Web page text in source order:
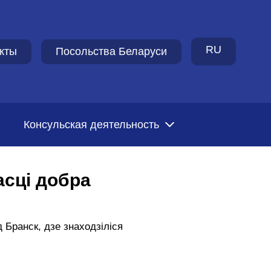
Посольства Беларуси RU
Консульская деятельность
добра
дзе знаходзіліся